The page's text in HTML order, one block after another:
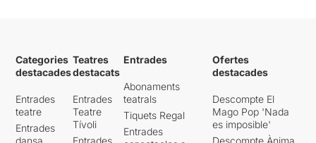
Categories
destacades
Entrades
teatre
Entrades
dansa
Teatres
destacats
Entrades
Teatre
Tívoli
Entrades
Entrades
Abonaments
teatrals
Tiquets Regal
Entrades
Ofertes
destacades
Descompte El
Mago Pop 'Nada
es imposible'
Descompte Ànima